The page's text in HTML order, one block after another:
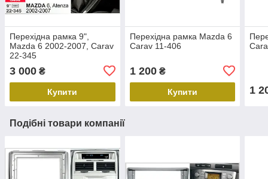
Перехідна рамка 9",
Mazda 6 2002-2007, Carav
22-345
3 000 ₴
Купити
Перехідна рамка Mazda 6
Carav 11-406
1 200₴
Купити 1
Подібні товари компанії